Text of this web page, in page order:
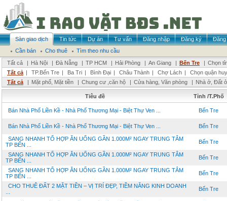
Sàn giao dịch Tin tức Dự án Tư vấn Đăng nhập Đăng ký
Đăng
Cần bán
Cho thuê
Tìm theo nhu cầu
Tất cả
| Hà Nội | Đà Nẵng | TP HCM | Hải Phòng | An Giang | Bến Tre | Chọn
Tất cả | TP.Bến Tre | Ba Tri | Bình Đại | Châu Thành | Chợ Lách |
Chọn quận
Tất cả
| Mặt phố, Mặt tiền | Chung cư ,căn hộ | Cửa hàng, Văn phòng | Nhà ở, Đất ở
Tiêu đề Tỉnh /T.Phố
Bán Nhà Phố Liền Kề - Nhà Phố Thương Mại - Biệt Thự Ven ... Bến Tre
Bán Nhà Phố Liền Kề - Nhà Phố Thương Mại - Biệt Thự Ven ... Bến Tre
SANG NHANH TỔ HỢP ĂN UỐNG GẦN 1.000M² NGAY TRUNG TÂM
TP BẾN ...
Bến Tre
SANG NHANH TỔ HỢP ĂN UỐNG GẦN 1.000M² NGAY TRUNG TÂM
TP BẾN ...
Bến Tre
SANG NHANH TỔ HỢP ĂN UỐNG GẦN 1.000M² NGAY TRUNG TÂM
TP BẾN ...
Bến Tre
CHO THUÊ ĐẤT 2 MẶT TIỀN – VỊ TRÍ ĐẸP, TIỀM NĂNG KINH DOANH
Bến Tre